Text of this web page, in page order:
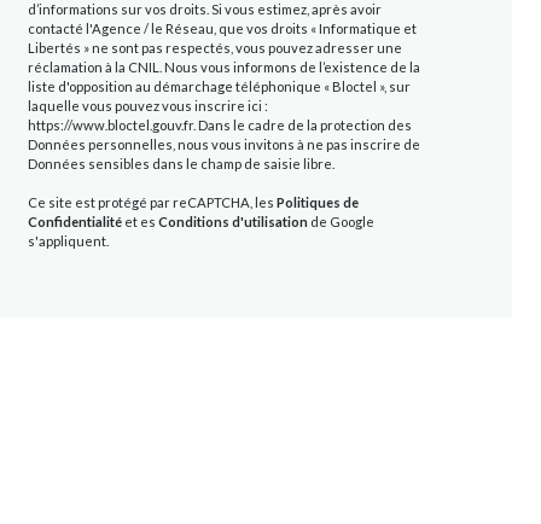
d’informations sur vos droits. Si vous estimez, après avoir
contacté l'Agence / le Réseau, que vos droits « Informatique et
Libertés » ne sont pas respectés, vous pouvez adresser une
réclamation à la CNIL. Nous vous informons de l’existence de la
liste d'opposition au démarchage téléphonique « Bloctel », sur
laquelle vous pouvez vous inscrire ici :
https://www.bloctel.gouv.fr. Dans le cadre de la protection des
Données personnelles, nous vous invitons à ne pas inscrire de
Données sensibles dans le champ de saisie libre.
Ce site est protégé par reCAPTCHA, les Politiques de
Confidentialitéet es Conditions d'utilisationde Google
s'appliquent.